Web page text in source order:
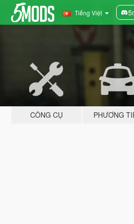
Tiếng Việt
CÔNG CỤ PHƯƠNG